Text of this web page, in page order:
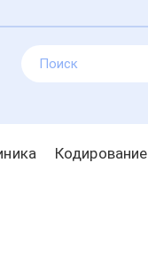
Кодирование